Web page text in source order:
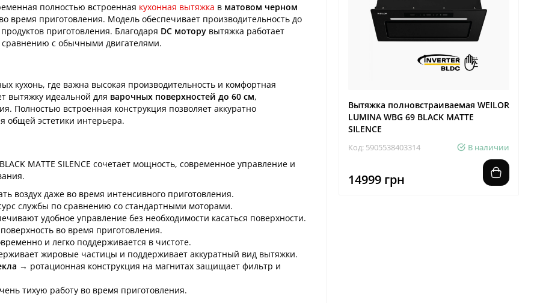
полностью встроенная кухонная вытяжка в матовом черном
время приготовления. Модель обеспечивает производительность до
приготовления. Благодаря DC мотору вытяжка работает
с обычными двигателями.
кухонь, где важна высокая производительность и комфортная
вытяжку идеальной для варочных поверхностей до 60 см,
Полностью встроенная конструкция позволяет аккуратно
общей эстетики интерьера.
MATTE SILENCE сочетает мощность, современное управление и
воздух даже во время интенсивного приготовления.
службы по сравнению со стандартными моторами.
удобное управление без необходимости касаться поверхности.
во время приготовления.
и легко поддерживается в чистоте.
жировые частицы и поддерживает аккуратный вид вытяжки.
→ ротационная конструкция на магнитах защищает фильтр и
тихую работу во время приготовления.
Вытяжка полновстраиваемая WEILOR
LUMINA WBG 69 BLACK MATTE
SILENCE
Код: 5905538403314 В наличии
14999 грн